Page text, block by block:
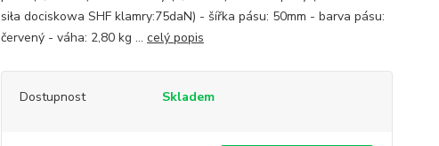
siła dociskowa SHF klamry:75daN) - šířka pásu: 50mm - barva pásu:
červený - váha: 2,80 kg ... celý popis
Dostupnost Skladem